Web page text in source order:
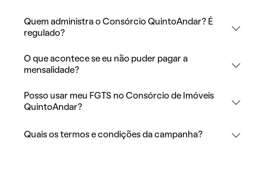
Quem administra o Consórcio QuintoAndar? É
regulado?
O que acontece se eu não puder pagar a
mensalidade?
Posso usar meu FGTS no Consórcio de Imóveis
QuintoAndar?
Quais os termos e condições da campanha?